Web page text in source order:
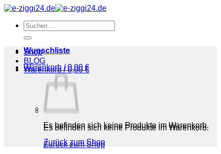
Zum
springenSuchen
nach:
Shop
BLOG
Warenkorb /0,00€
Es befinden sich keine Produkte im Warenkorb.
Zurück zum Shop
Wunschliste
Warenkorb /0,00 €
Es befinden sich keine Produkte im Warenkorb.
Zurück zum Shop